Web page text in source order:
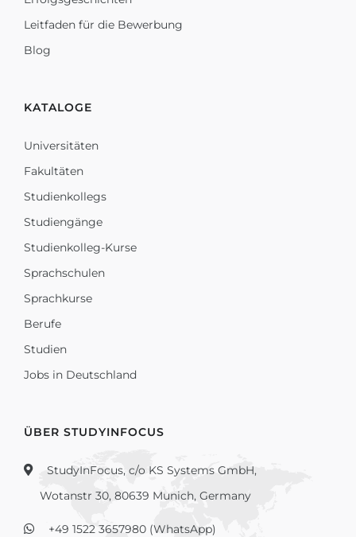
Leitfaden für die Bewerbung
Blog
KATALOGE
Universitäten
Fakultäten
Studienkollegs
Studiengänge
Studienkolleg-Kurse
Sprachschulen
Sprachkurse
Berufe
Studien
Jobs in Deutschland
ÜBER STUDYINFOCUS
StudyInFocus, c/o KS Systems GmbH,
Wotanstr 30, 80639 Munich, Germany
+49 1522 3657980 (WhatsApp)